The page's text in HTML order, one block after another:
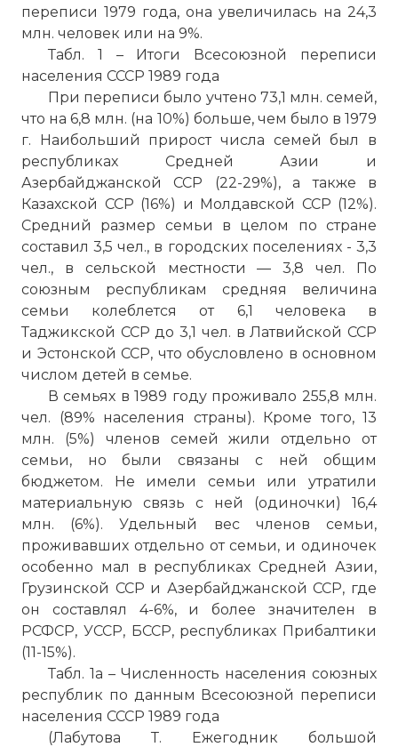
переписи 1979 года, она увеличилась на 24,3
млн. человек или на 9%.
Табл. 1 – Итоги Всесоюзной переписи
населения СССР 1989 года
При переписи было учтено 73,1 млн. семей,
что на 6,8 млн. (на 10%) больше, чем было в 1979
г. Наибольший прирост числа семей был в
республиках Средней Азии и
Азербайджанской ССР (22-29%), а также в
Казахской ССР (16%) и Молдавской ССР (12%).
Средний размер семьи в целом по стране
составил 3,5 чел., в городских поселениях - 3,3
чел., в сельской местности — 3,8 чел. По
союзным республикам средняя величина
семьи колеблется от 6,1 человека в
Таджикской ССР до 3,1 чел. в Латвийской ССР
и Эстонской ССР, что обусловлено в основном
числом детей в семье.
В семьях в 1989 году проживало 255,8 млн.
чел. (89% населения страны). Кроме того, 13
млн. (5%) членов семей жили отдельно от
семьи, но были связаны с ней общим
бюджетом. Не имели семьи или утратили
материальную связь с ней (одиночки) 16,4
млн. (6%). Удельный вес членов семьи,
проживавших отдельно от семьи, и одиночек
особенно мал в республиках Средней Азии,
Грузинской ССР и Азербайджанской ССР, где
он составлял 4-6%, и более значителен в
РСФСР, УССР, БССР, республиках Прибалтики
(11-15%).
Табл. 1а – Численность населения союзных
республик по данным Всесоюзной переписи
населения СССР 1989 года
(Лабутова Т. Ежегодник большой